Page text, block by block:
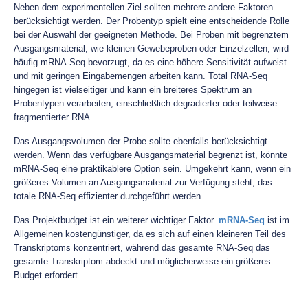
Neben dem experimentellen Ziel sollten mehrere andere Faktoren
berücksichtigt werden. Der Probentyp spielt eine entscheidende Rolle
bei der Auswahl der geeigneten Methode. Bei Proben mit begrenztem
Ausgangsmaterial, wie kleinen Gewebeproben oder Einzelzellen, wird
häufig mRNA-Seq bevorzugt, da es eine höhere Sensitivität aufweist
und mit geringen Eingabemengen arbeiten kann. Total RNA-Seq
hingegen ist vielseitiger und kann ein breiteres Spektrum an
Probentypen verarbeiten, einschließlich degradierter oder teilweise
fragmentierter RNA.
Das Ausgangsvolumen der Probe sollte ebenfalls berücksichtigt
werden. Wenn das verfügbare Ausgangsmaterial begrenzt ist, könnte
mRNA-Seq eine praktikablere Option sein. Umgekehrt kann, wenn ein
größeres Volumen an Ausgangsmaterial zur Verfügung steht, das
totale RNA-Seq effizienter durchgeführt werden.
Das Projektbudget ist ein weiterer wichtiger Faktor. mRNA-Seq ist im
Allgemeinen kostengünstiger, da es sich auf einen kleineren Teil des
Transkriptoms konzentriert, während das gesamte RNA-Seq das
gesamte Transkriptom abdeckt und möglicherweise ein größeres
Budget erfordert.